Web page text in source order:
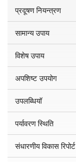
प्रदूषण नियन्त्रण
सामान्य उपाय
विशेष उपाय
अपशिष्ट उपयोग
उपलब्धियॉ
पर्यावरण स्थिति
संधारणीय विकास रिपोर्ट